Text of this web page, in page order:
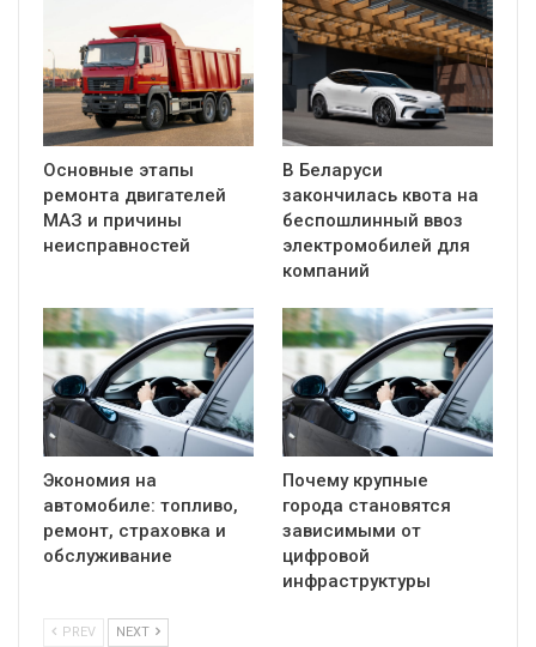
Основные этапы
ремонта двигателей
МАЗ и причины
неисправностей
В Беларуси
закончилась квота на
беспошлинный ввоз
электромобилей для
компаний
Экономия на
автомобиле: топливо,
ремонт, страховка и
обслуживание
Почему крупные
города становятся
зависимыми от
цифровой
инфраструктуры
PREV NEXT